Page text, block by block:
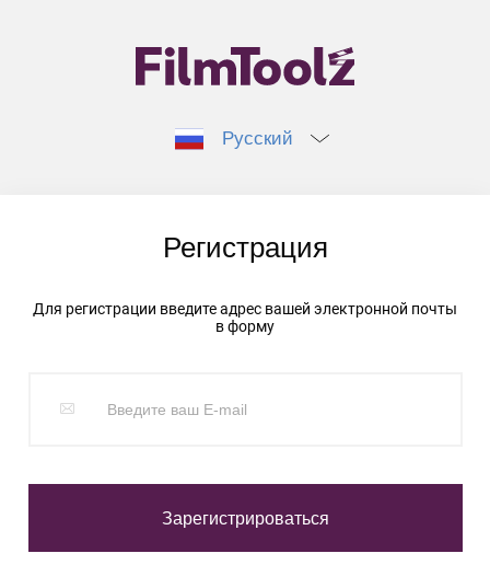
Русский
Регистрация
Для регистрации введите адрес вашей электронной почты
в форму